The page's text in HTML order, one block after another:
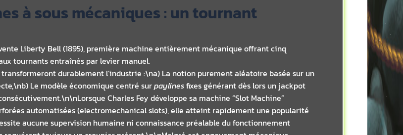
à sous mécaniques : un tournant
Liberty Bell (1895), première machine entièrement mécanique offrant cinq
tournants entraînés par levier manuel.
durablement l’industrie :\na) La notion purement aléatoire basée sur un
Le modèle économique centré surpaylinesfixes générant dès lors un jackpot
Charles Fey développe sa machine “Slot Machine”
automatisées (electromechanical slots), elle atteint rapidement une popularité
aucune supervision humaine ni connaissance préalable du fonctionnement